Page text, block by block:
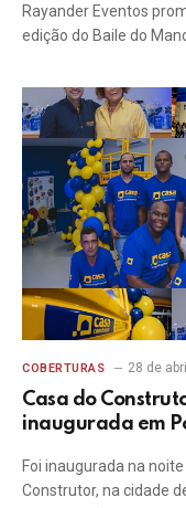
Rayander Eventos
edição do Baile do
COBERTURAS 28 de
Casa do
inaugurada em
Foi inaugurada na
Construtor, na cidade